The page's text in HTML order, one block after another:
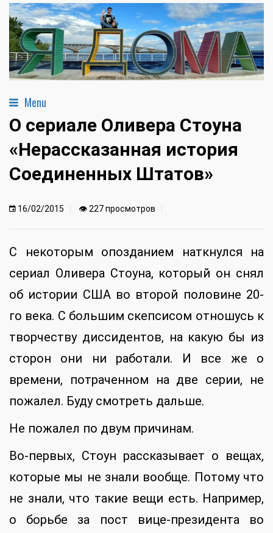
Menu
О сериале Оливера Стоуна
«Нерассказанная история
Соединенных Штатов»
16/02/2015 👁 227 просмотров
С некоторым опозданием наткнулся на
сериал Оливера Стоуна, который он снял
об истории США во второй половине 20-
го века. С большим скепсисом отношусь к
творчеству диссидентов, на какую бы из
сторон они ни работали. И все же о
времени, потраченном на две серии, не
пожалел. Буду смотреть дальше.
Не пожалел по двум причинам.
Во-первых, Стоун рассказывает о вещах,
которые мы не знали вообще. Потому что
не знали, что такие вещи есть. Например,
о борьбе за пост вице-президента во